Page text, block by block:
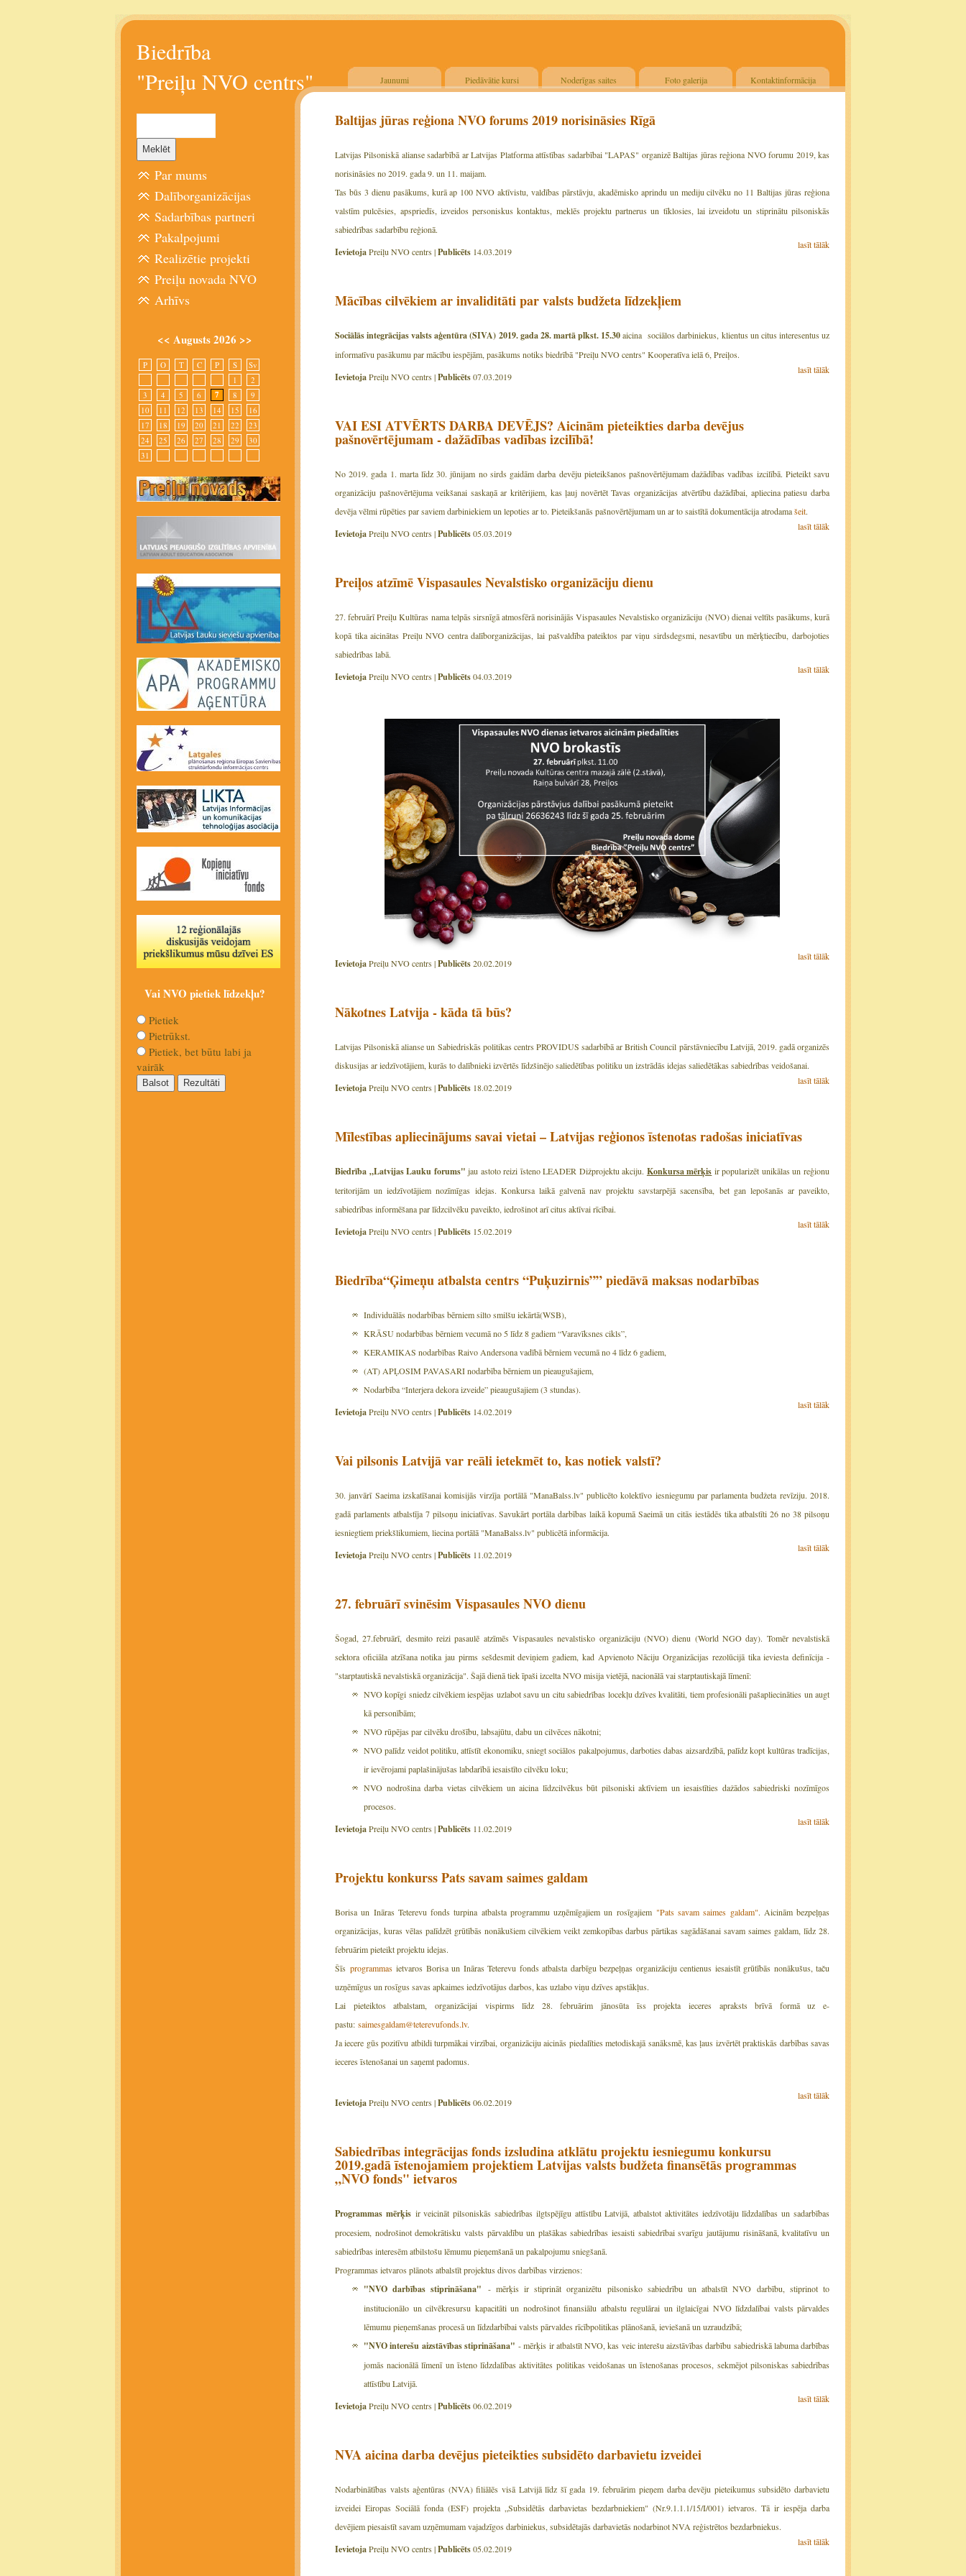
Biedrība
"Preiļu NVO centrs"
Jaunumi Piedāvātie kursi Noderīgas saites Foto galerija Kontaktinformācija
Baltijas jūras reģiona NVO forums 2019 norisināsies Rīgā
Latvijas Pilsoniskā alianse sadarbībā ar Latvijas Platforma attīstības sadarbībai "LAPAS" organizē Baltijas jūras reģiona NVO forumu 2019, kas
norisināsies no 2019. gada 9. un 11. maijam.
Tas būs 3 dienu pasākums, kurā ap 100 NVO aktīvistu, valdības pārstāvju, akadēmisko aprindu un mediju cilvēku no 11 Baltijas jūras reģiona
valstīm pulcēsies, apspriedīs, izveidos personiskus kontaktus, meklēs projektu partnerus un tīklosies, lai izveidotu un stiprinātu pilsoniskās
sabiedrības sadarbību reģionā.
lasīt tālāk
IevietojaPreiļu NVO centrs |Publicēts 14.03.2019
Mācības cilvēkiem ar invaliditāti par valsts budžeta līdzekļiem
Sociālās integrācijas valsts aģentūra (SIVA) 2019. gada 28. martā plkst. 15.30aicina sociālos darbiniekus, klientus un citus interesentus uz
informatīvu pasākumu par mācību iespējām, pasākums notiks biedrībā "Preiļu NVO centrs" Kooperatīva ielā 6, Preiļos.
lasīt tālāk
IevietojaPreiļu NVO centrs |Publicēts07.03.2019
VAI ESI ATVĒRTS DARBA DEVĒJS? Aicinām pieteikties darba devējus
pašnovērtējumam - dažādības vadības izcilībā!
No 2019. gada 1. marta līdz 30. jūnijam no sirds gaidām darba devēju pieteikšanos pašnovērtējumam dažādības vadības izcilībā. Pieteikt savu
organizāciju pašnovērtējuma veikšanai saskaņā ar kritērijiem, kas ļauj novērtēt Tavas organizācijas atvērtību dažādībai, apliecina patiesu darba
devēja vēlmi rūpēties par saviem darbiniekiem un lepoties ar to. Pieteikšanās pašnovērtējumam un ar to saistītā dokumentācija atrodamašeit.
lasīt tālāk
IevietojaPreiļu NVO centrs |Publicēts05.03.2019
Preiļos atzīmē Vispasaules Nevalstisko organizāciju dienu
27. februārī Preiļu Kultūras nama telpās sirsnīgā atmosfērā norisinājās Vispasaules Nevalstisko organizāciju (NVO) dienai veltīts pasākums, kurā
kopā tika aicinātas Preiļu NVO centra dalīborganizācijas, lai pašvaldība pateiktos par viņu sirdsdegsmi, nesavtību un mērķtiecību, darbojoties
sabiedrības labā.
lasīt tālāk
IevietojaPreiļu NVO centrs |Publicēts04.03.2019
lasīt tālāk
IevietojaPreiļu NVO centrs |Publicēts20.02.2019
Nākotnes Latvija - kāda tā būs?
Latvijas Pilsoniskā alianse un Sabiedriskās politikas centrs PROVIDUS sadarbībā ar British Council pārstāvniecību Latvijā, 2019. gadā organizēs
diskusijas ar iedzīvotājiem, kurās to dalībnieki izvērtēs līdzšinējo saliedētības politiku un izstrādās idejas saliedētākas sabiedrības veidošanai.
lasīt tālāk
IevietojaPreiļu NVO centrs |Publicēts 18.02.2019
Mīlestības apliecinājums savai vietai – Latvijas reģionos īstenotas radošas iniciatīvas
Biedrība „Latvijas Lauku forums" jau astoto reizi īsteno LEADER Dižprojektu akciju. Konkursa mērķis ir popularizēt unikālas un reģionu
teritorijām un iedzīvotājiem nozīmīgas idejas. Konkursa laikā galvenā nav projektu savstarpējā sacensība, bet gan lepošanās ar paveikto,
sabiedrības informēšana par līdzcilvēku paveikto, iedrošinot arī citus aktīvai rīcībai.
lasīt tālāk
IevietojaPreiļu NVO centrs |Publicēts 15.02.2019
Biedrība“Ģimeņu atbalsta centrs “Puķuzirnis”” piedāvā maksas nodarbības
Individuālās nodarbības bērniem silto smilšu iekārtā(WSB),
KRĀSU nodarbības bērniem vecumā no 5 līdz 8 gadiem “Varavīksnes cikls”,
KERAMIKAS nodarbības Raivo Andersona vadībā bērniem vecumā no 4 līdz 6 gadiem,
(AT) APĻOSIM PAVASARI nodarbība bērniem un pieaugušajiem,
Nodarbība “Interjera dekora izveide” pieaugušajiem (3 stundas).
lasīt tālāk
IevietojaPreiļu NVO centrs |Publicēts 14.02.2019
Vai pilsonis Latvijā var reāli ietekmēt to, kas notiek valstī?
30. janvārī Saeima izskatīšanai komisijās virzīja portālā "ManaBalss.lv" publicēto kolektīvo iesniegumu par parlamenta budžeta revīziju. 2018.
gadā parlaments atbalstīja 7 pilsoņu iniciatīvas. Savukārt portāla darbības laikā kopumā Saeimā un citās iestādēs tika atbalstīti 26 no 38 pilsoņu
iesniegtiem priekšlikumiem, liecina portālā "ManaBalss.lv" publicētā informācija.
lasīt tālāk
IevietojaPreiļu NVO centrs |Publicēts 11.02.2019
27. februārī svinēsim Vispasaules NVO dienu
Šogad, 27.februārī, desmito reizi pasaulē atzīmēs Vispasaules nevalstisko organizāciju (NVO) dienu (World NGO day). Tomēr nevalstiskā
sektora oficiāla atzīšana notika jau pirms sešdesmit deviņiem gadiem, kad Apvienoto Nāciju Organizācijas rezolūcijā tika ieviesta definīcija -
"starptautiskā nevalstiskā organizācija". Šajā dienā tiek īpaši izcelta NVO misija vietējā, nacionālā vai starptautiskajā līmenī:
NVO kopīgi sniedz cilvēkiem iespējas uzlabot savu un citu sabiedrības locekļu dzīves kvalitāti, tiem profesionāli pašapliecināties un augt
kā personībām;
NVO rūpējas par cilvēku drošību, labsajūtu, dabu un cilvēces nākotni;
NVO palīdz veidot politiku, attīstīt ekonomiku, sniegt sociālos pakalpojumus, darboties dabas aizsardzībā, palīdz kopt kultūras tradīcijas,
ir ievērojami paplašinājušas labdarībā iesaistīto cilvēku loku;
NVO nodrošina darba vietas cilvēkiem un aicina līdzcilvēkus būt pilsoniski aktīviem un iesaistīties dažādos sabiedriski nozīmīgos
procesos.
lasīt tālāk
IevietojaPreiļu NVO centrs |Publicēts 11.02.2019
Projektu konkurss Pats savam saimes galdam
Borisa un Ināras Teterevu fonds turpina atbalsta programmu uzņēmīgajiem un rosīgajiem "Pats savam saimes galdam". Aicinām bezpeļņas
organizācijas, kuras vēlas palīdzēt grūtībās nonākušiem cilvēkiem veikt zemkopības darbus pārtikas sagādāšanai savam saimes galdam, līdz 28.
februārim pieteikt projektu idejas.
Šīs programmasietvaros Borisa un Ināras Teterevu fonds atbalsta darbīgu bezpeļņas organizāciju centienus iesaistīt grūtībās nonākušus, taču
uzņēmīgus un rosīgus savas apkaimes iedzīvotājus darbos, kas uzlabo viņu dzīves apstākļus.
Lai pieteiktos atbalstam, organizācijai vispirms līdz 28. februārim jānosūta īss projekta ieceres apraksts brīvā formā uz e-
pastu: saimesgaldam@teterevufonds.lv.
Ja iecere gūs pozitīvu atbildi turpmākai virzībai, organizāciju aicinās piedalīties metodiskajā sanāksmē, kas ļaus izvērtēt praktiskās darbības savas
ieceres īstenošanai un saņemt padomus.
lasīt tālāk
IevietojaPreiļu NVO centrs |Publicēts06.02.2019
Sabiedrības integrācijas fonds izsludina atklātu projektu iesniegumu konkursu
2019.gadā īstenojamiem projektiem Latvijas valsts budžeta finansētās programmas
„NVO fonds" ietvaros
Programmas mērķisir veicināt pilsoniskās sabiedrības ilgtspējīgu attīstību Latvijā, atbalstot aktivitātes iedzīvotāju līdzdalības un sadarbības
procesiem, nodrošinot demokrātisku valsts pārvaldību un plašākas sabiedrības iesaisti sabiedrībai svarīgu jautājumu risināšanā, kvalitatīvu un
sabiedrības interesēm atbilstošu lēmumu pieņemšanā un pakalpojumu sniegšanā.
Programmas ietvaros plānots atbalstīt projektus divos darbības virzienos:
"NVO darbības stiprināšana" - mērķis ir stiprināt organizētu pilsonisko sabiedrību un atbalstīt NVO darbību, stiprinot to
institucionālo un cilvēkresursu kapacitāti un nodrošinot finansiālu atbalstu regulārai un ilglaicīgai NVO līdzdalībai valsts pārvaldes
lēmumu pieņemšanas procesā un līdzdarbībai valsts pārvaldes rīcībpolitikas plānošanā, ieviešanā un uzraudzībā;
"NVO interešu aizstāvības stiprināšana" - mērķis ir atbalstīt NVO, kas veic interešu aizstāvības darbību sabiedriskā labuma darbības
jomās nacionālā līmenī un īsteno līdzdalības aktivitātes politikas veidošanas un īstenošanas procesos, sekmējot pilsoniskas sabiedrības
attīstību Latvijā.
lasīt tālāk
IevietojaPreiļu NVO centrs |Publicēts06.02.2019
NVA aicina darba devējus pieteikties subsidēto darbavietu izveidei
Nodarbinātības valsts aģentūras (NVA) filiālēs visā Latvijā līdz šī gada 19. februārim pieņem darba devēju pieteikumus subsidēto darbavietu
izveidei Eiropas Sociālā fonda (ESF) projekta „Subsidētās darbavietas bezdarbniekiem" (Nr.9.1.1.1/15/I/001) ietvaros. Tā ir iespēja darba
devējiem piesaistīt savam uzņēmumam vajadzīgos darbiniekus, subsidētajās darbavietās nodarbinot NVA reģistrētos bezdarbniekus.
lasīt tālāk
IevietojaPreiļu NVO centrs |Publicēts05.02.2019
Par mums
Dalīborganizācijas
Sadarbības partneri
Pakalpojumi
Realizētie projekti
Preiļu novada NVO
Arhīvs
<< Augusts 2026 >>
P O T C P S
Sv
1
2
3
4 5 6 7 8
9
10
11 12 13 14 15
16
17
18 19 20 21 22
23
24
25 26 27 28 29
30
31
Vai NVO pietiek līdzekļu?
Pietiek
Pietrūkst.
Pietiek, bet būtu labi ja
vairāk